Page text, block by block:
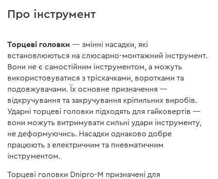
Про інструмент
Торцеві головки — змінні насадки, які
встановлюються на слюсарно-монтажний інструмент.
Вони не є самостійним інструментом, а можуть
використовуватися з тріскачками, воротками та
подовжувачами. Їх основне призначення —
відкручування та закручування кріпильних виробів.
Ударні торцеві головки підходять для гайковертів —
вони можуть витримувати сильні удари інструменту,
не деформуючись. Насадки однаково добре
працюють з електричним та пневматичним
інструментом.
Торцеві головки Dnipro-M призначені для